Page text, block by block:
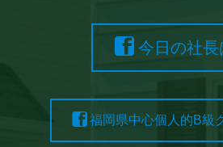
今日の社長
福岡県中心個人的B級